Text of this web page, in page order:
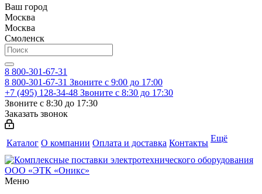
Ваш город
Москва
Москва
Смоленск
8 800-301-67-31
8 800-301-67-31 Звоните с 9:00 до 17:00
+7 (495) 128-34-48 Звоните с 8:30 до 17:30
Звоните с 8:30 до 17:30
Заказать звонок
Каталог О компании Оплата и доставка Контакты Ещё
Меню